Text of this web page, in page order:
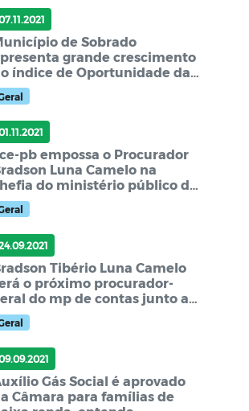
de Sobrado
grande crescimento
índice de Oportunidade da
Brasileira – IOEB.
pb empossa o Procurador
Luna Camelo na
do ministério público de
Tibério Luna Camelo
o próximo procurador-
do mp de contas junto ao
PB.
Gás Social é aprovado
Câmara para famílias de